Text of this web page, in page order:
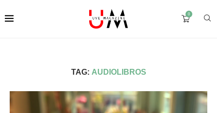
0
TAG: AUDIOLIBROS